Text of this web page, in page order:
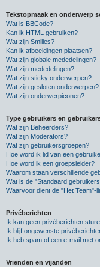
Tekstopmaak en onderwerp
Wat is BBCode?
Kan ik HTML gebruiken?
Wat zijn Smilies?
Kan ik afbeeldingen plaatsen?
Wat zijn globale mededelingen?
Wat zijn mededelingen?
Wat zijn sticky onderwerpen?
Wat zijn gesloten onderwerpen?
Wat zijn onderwerpiconen?
Type gebruikers en
Wat zijn Beheerders?
Wat zijn Moderators?
Wat zijn gebruikersgroepen?
Hoe word ik lid van een
Hoe word ik een groepsleider?
Waarom staan verschillende
Wat is de "Standaard
Waarvoor dient de "Het Team"-
Privéberichten
Ik kan geen privéberichten
Ik blijf ongewenste
Ik heb spam of een e-mail met
Vrienden en vijanden